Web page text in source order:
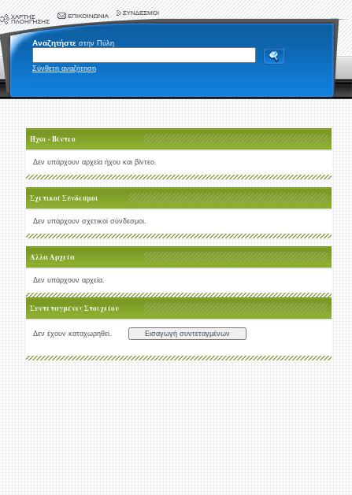
Αναζητήστε στην Πύλη
Σύνθετη αναζήτηση
Ήχοι - Βίντεο
Δεν υπάρχουν αρχεία ήχου και βίντεο.
Σχετικοί Σύνδεσμοι
Δεν υπάρχουν σχετικοί σύνδεσμοι.
Άλλα Αρχεία
Δεν υπάρχουν αρχεία.
Συντεταγμένες Στοιχείου
Δεν έχουν καταχωρηθεί.